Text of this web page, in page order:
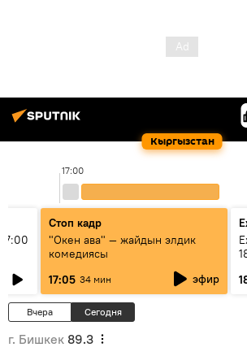
Кыргызстан
17:00
Стоп кадр
"Окен ава" — жайдын элдик
комедиясы
17:05 34 мин эфир
Вчера Сегодня
г. Бишкек 89.3